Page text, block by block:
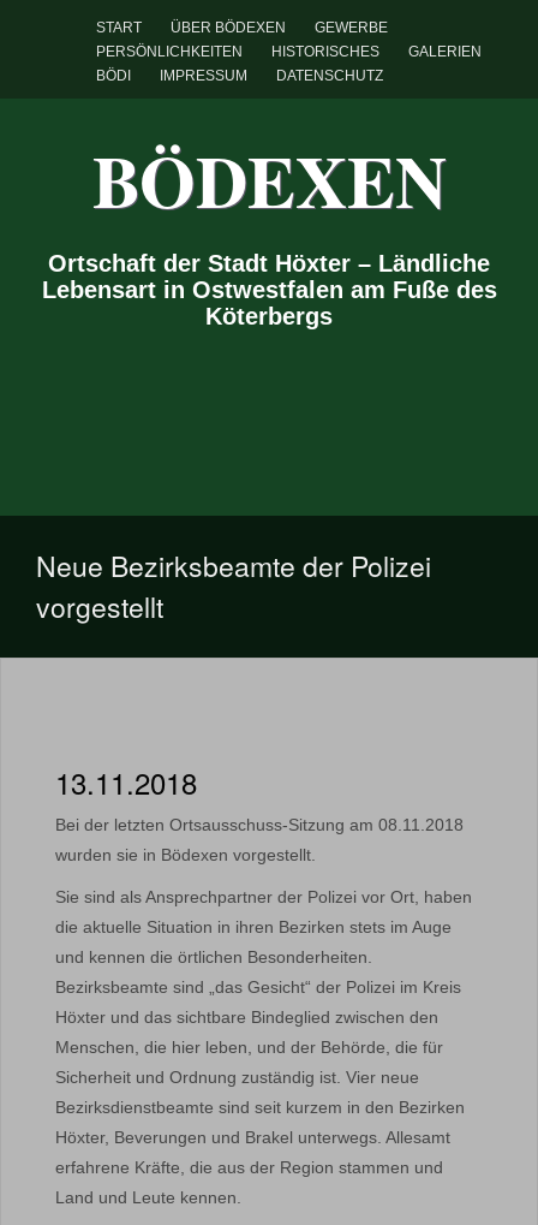
START ÜBER BÖDEXEN
GEWERBE
PERSÖNLICHKEITEN
HISTORISCHES
GALERIEN
BÖDI
IMPRESSUM DATENSCHUTZ
BÖDEXEN
Ortschaft der Stadt Höxter – Ländliche
Lebensart in Ostwestfalen am Fuße des
Köterbergs
Neue Bezirksbeamte der Polizei
vorgestellt
13.11.2018
Bei der letzten Ortsausschuss-Sitzung am 08.11.2018
wurden sie in Bödexen vorgestellt.
Sie sind als Ansprechpartner der Polizei vor Ort, haben
die aktuelle Situation in ihren Bezirken stets im Auge
und kennen die örtlichen Besonderheiten.
Bezirksbeamte sind „das Gesicht“ der Polizei im Kreis
Höxter und das sichtbare Bindeglied zwischen den
Menschen, die hier leben, und der Behörde, die für
Sicherheit und Ordnung zuständig ist. Vier neue
Bezirksdienstbeamte sind seit kurzem in den Bezirken
Höxter, Beverungen und Brakel unterwegs. Allesamt
erfahrene Kräfte, die aus der Region stammen und
Land und Leute kennen.